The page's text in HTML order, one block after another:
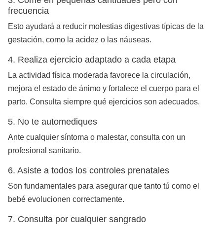
frecuencia
Esto ayudará a reducir molestias digestivas típicas de la
gestación, como la acidez o las náuseas.
4. Realiza ejercicio adaptado a cada etapa
La actividad física moderada favorece la circulación,
mejora el estado de ánimo y fortalece el cuerpo para el
parto. Consulta siempre qué ejercicios son adecuados.
5. No te automediques
Ante cualquier síntoma o malestar, consulta con un
profesional sanitario.
6. Asiste a todos los controles prenatales
Son fundamentales para asegurar que tanto tú como el
bebé evolucionen correctamente.
7. Consulta por cualquier sangrado